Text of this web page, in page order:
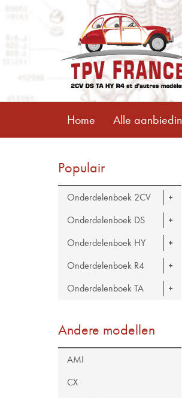
Home Alle
Populair
Onderdelenboek 2CV
Onderdelenboek DS
Onderdelenboek HY
Onderdelenboek R4
Onderdelenboek TA
Andere modellen
AMI
CX